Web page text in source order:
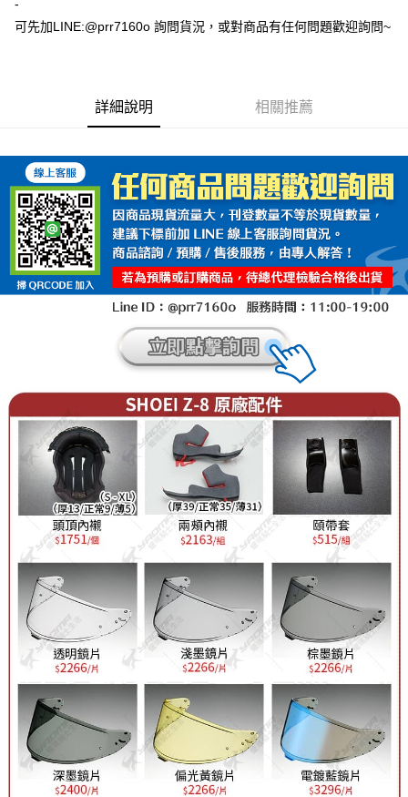
運送方式
7-11取貨付款(安全帽一頂以上請選宅配)
宅配
每筆NT$100，滿NT$1,000(含以上)免運費
-
可先加LINE:@prr7160o 詢問貨況，或對商品有任何問題歡迎詢問~
詳細說明 相關推薦